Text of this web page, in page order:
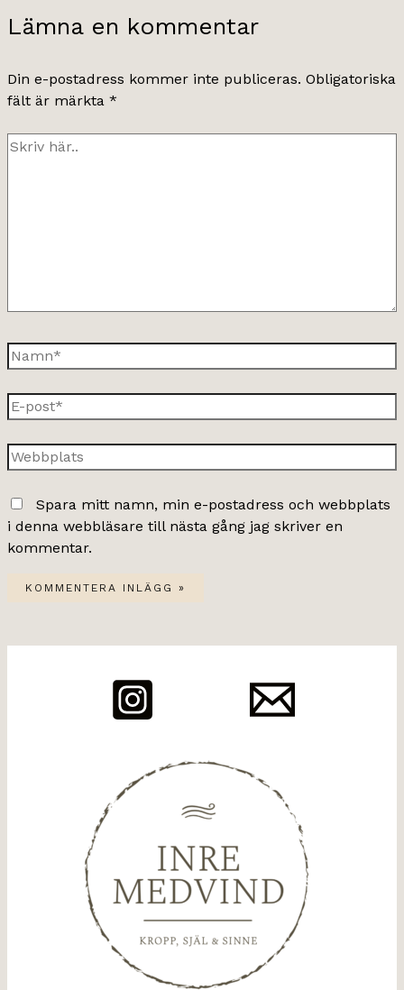
Lämna en kommentar
Din e-postadress kommer inte publiceras. Obligatoriska
fält är märkta *
Skriv
Namn*
E-
post*
Webbplats
Spara mitt namn, min e-postadress och webbplats
i denna webbläsare till nästa gång jag skriver en
kommentar.